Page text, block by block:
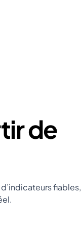
de
fiables,